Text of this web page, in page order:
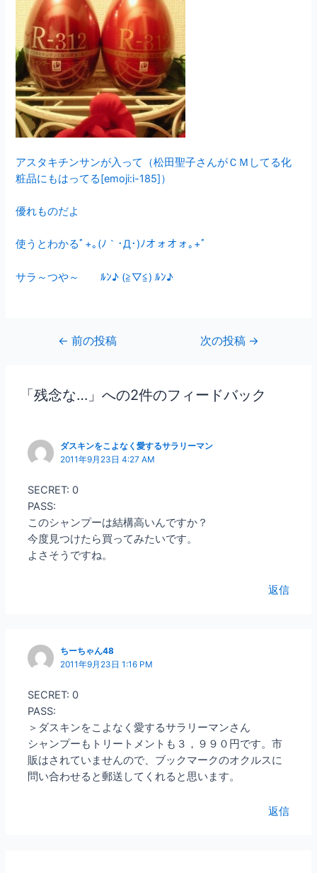
アスタキチンサンが入って（松田聖子さんがＣＭしてる化
粧品にもはってる[emoji:i-185]）
優れものだよ
使うとわかるﾟ+｡(ﾉ｀･Д･)ﾉオォオォ｡+ﾟ
サラ～つや～ ﾙﾝ♪ (≧▽≦) ﾙﾝ♪
← 前の投稿 次の投稿 →
「残念な…」への2件のフィードバック
ダスキンをこよなく愛するサラリーマン
2011年9月23日 4:27 AM
SECRET: 0
PASS:
このシャンプーは結構高いんですか？
今度見つけたら買ってみたいです。
よさそうですね。
返信
ちーちゃん48
2011年9月23日 1:16 PM
SECRET: 0
PASS:
＞ダスキンをこよなく愛するサラリーマンさん
シャンプーもトリートメントも３，９９０円です。市
販はされていませんので、ブックマークのオクルスに
問い合わせると郵送してくれると思います。
返信